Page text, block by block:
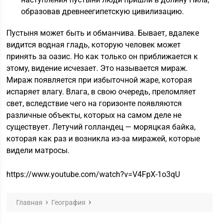
образовав древнеегипетскую цивилизацию.
Пустыня может быть и обманчива. Бывает, вдалеке
видится водная гладь, которую человек может
принять за оазис. Но как только он приближается к
этому, видение исчезает. Это называется мираж.
Мираж появляется при избыточной жаре, которая
испаряет влагу. Влага, в свою очередь, преломляет
свет, вследствие чего на горизонте появляются
различные объекты, которых на самом деле не
существует. Летучий голландец — моряцкая байка,
которая как раз и возникла из-за миражей, которые
видели матросы.
https://www.youtube.com/watch?v=V4FpX-1o3qU
Главная География